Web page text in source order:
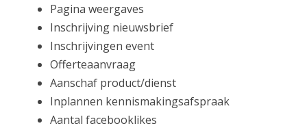
Pagina weergaves
Inschrijving nieuwsbrief
Inschrijvingen event
Offerteaanvraag
Aanschaf product/dienst
Inplannen kennismakingsafspraak
Aantal facebooklikes